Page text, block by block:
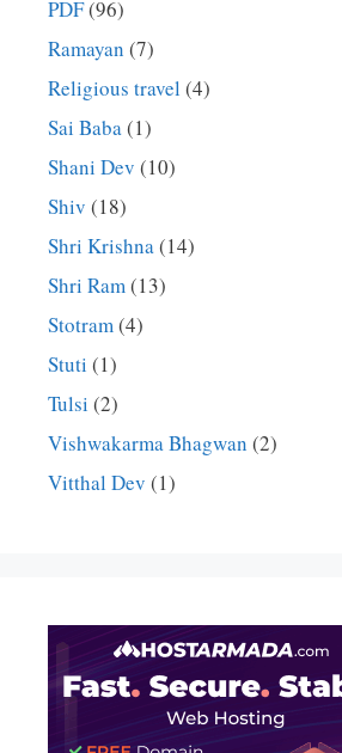
PDF(96)
Ramayan (7)
Religious travel (4)
Sai Baba(1)
Shani Dev (10)
Shiv (18)
Shri Krishna(14)
Shri Ram(13)
Stotram(4)
Stuti (1)
Tulsi (2)
Vishwakarma Bhagwan (2)
Vitthal Dev (1)